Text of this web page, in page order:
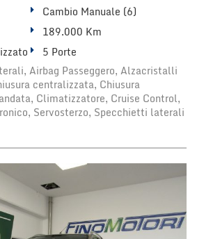
Cambio Manuale (6)
189.000 Km
5 Porte
Airbag Passeggero, Alzacristalli
centralizzata, Chiusura
Climatizzatore, Cruise Control,
Servosterzo, Specchietti laterali